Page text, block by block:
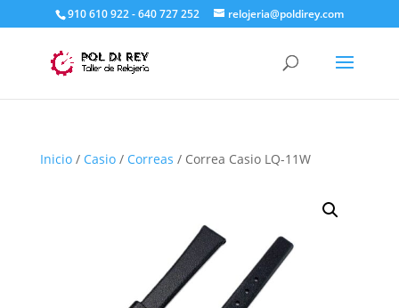
910 610 922 - 640 727 252 relojeria@poldirey.com
Inicio/ Casio/ Correas / Correa Casio LQ-11W